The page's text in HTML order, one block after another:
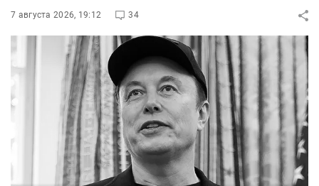
7 августа 2026, 19:12 34